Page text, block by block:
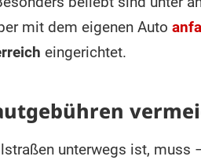
mit dem eigenen Auto
eingerichtet.
unterwegs ist, muss